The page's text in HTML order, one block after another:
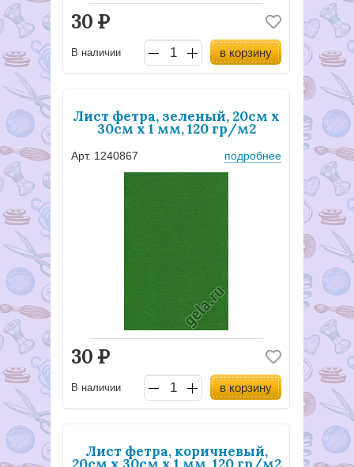
30 Р
В наличии в корзину
Лист фетра, зеленый, 20см х
30см х 1 мм, 120 гр/м2
Арт. 1240867 подробнее
30 Р
В наличии в корзину
Лист фетра, коричневый,
20см х 30см х 1 мм, 120 гр/м2